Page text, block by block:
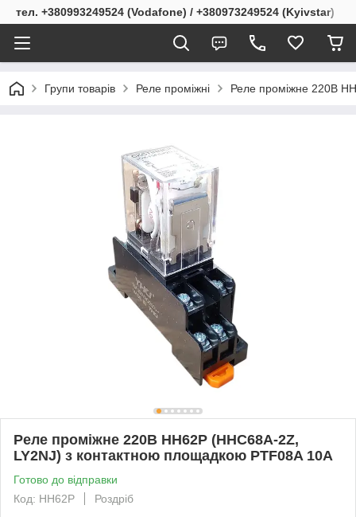
тел. +380993249524 (Vodafone) / +380973249524 (Kyivstar)
Групи товарів Реле проміжні Реле проміжне 220В
Реле проміжне 220В HH62P (HHC68A-2Z,
LY2NJ) з контактною площадкою PTF08A 10А
Готово до відправки
Код: HH62P
Роздріб